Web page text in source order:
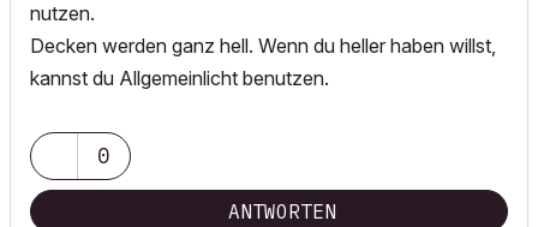
nutzen.
Decken werden ganz hell. Wenn du heller haben willst,
kannst du Allgemeinlicht benutzen.
0
ANTWORTEN